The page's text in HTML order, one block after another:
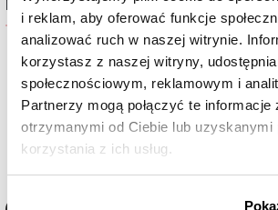
i reklam, aby oferować funkcje
analizować ruch w naszej witrynie.
korzystasz z naszej witryny,
społecznościowym, reklamowym i
Partnerzy mogą połączyć te informacje
otrzymanymi od Ciebie lub uzyskanymi
korzystania z ich usług.
Najczęściej wybierane